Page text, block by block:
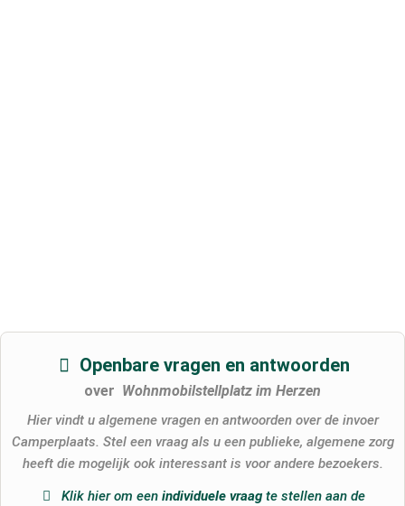
Openbare vragen en antwoorden
over Wohnmobilstellplatz im Herzen
Hier vindt u algemene vragen en antwoorden over de invoer
Camperplaats. Stel een vraag als u een publieke, algemene zorg
heeft die mogelijk ook interessant is voor andere bezoekers.
Klik hier om een ​​individuele vraagte stellen aan de